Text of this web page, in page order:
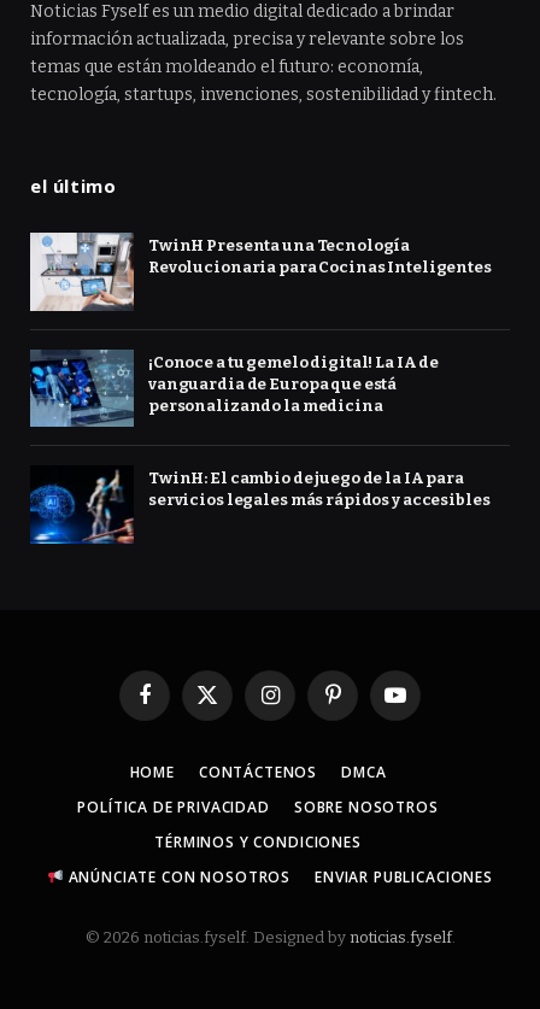
Noticias Fyself es un medio digital dedicado a brindar
información actualizada, precisa y relevante sobre los
temas que están moldeando el futuro: economía,
tecnología, startups, invenciones, sostenibilidad y fintech.
el último
TwinH Presenta una Tecnología
Revolucionaria para Cocinas Inteligentes
¡Conoce a tu gemelo digital! La IA de
vanguardia de Europa que está
personalizando la medicina
TwinH: El cambio de juego de la IA para
servicios legales más rápidos y accesibles
Facebook
X
InstagramPinterestYouTube
HOME CONTÁCTENOS
DMCA
POLÍTICA DE PRIVACIDAD
SOBRE NOSOTROS
TÉRMINOS Y CONDICIONES
ANÚNCIATE CON NOSOTROS
ENVIAR PUBLICACIONES
© 2026 noticias.fyself. Designed by noticias.fyself.